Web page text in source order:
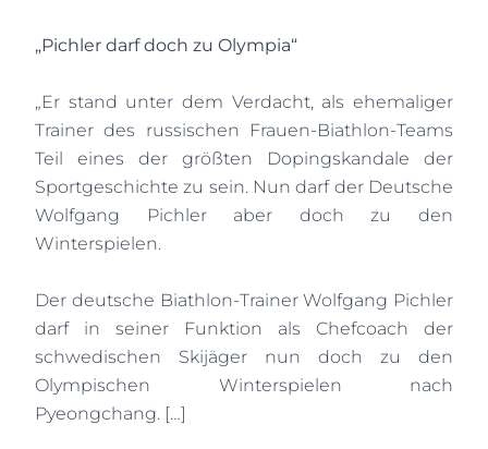
„Pichler darf doch zu Olympia“
„Er stand unter dem Verdacht, als ehemaliger
Trainer des russischen Frauen-Biathlon-Teams
Teil eines der größten Dopingskandale der
Sportgeschichte zu sein. Nun darf der Deutsche
Wolfgang Pichler aber doch zu den
Winterspielen.
Der deutsche Biathlon-Trainer Wolfgang Pichler
darf in seiner Funktion als Chefcoach der
schwedischen Skijäger nun doch zu den
Olympischen Winterspielen nach
Pyeongchang. […]